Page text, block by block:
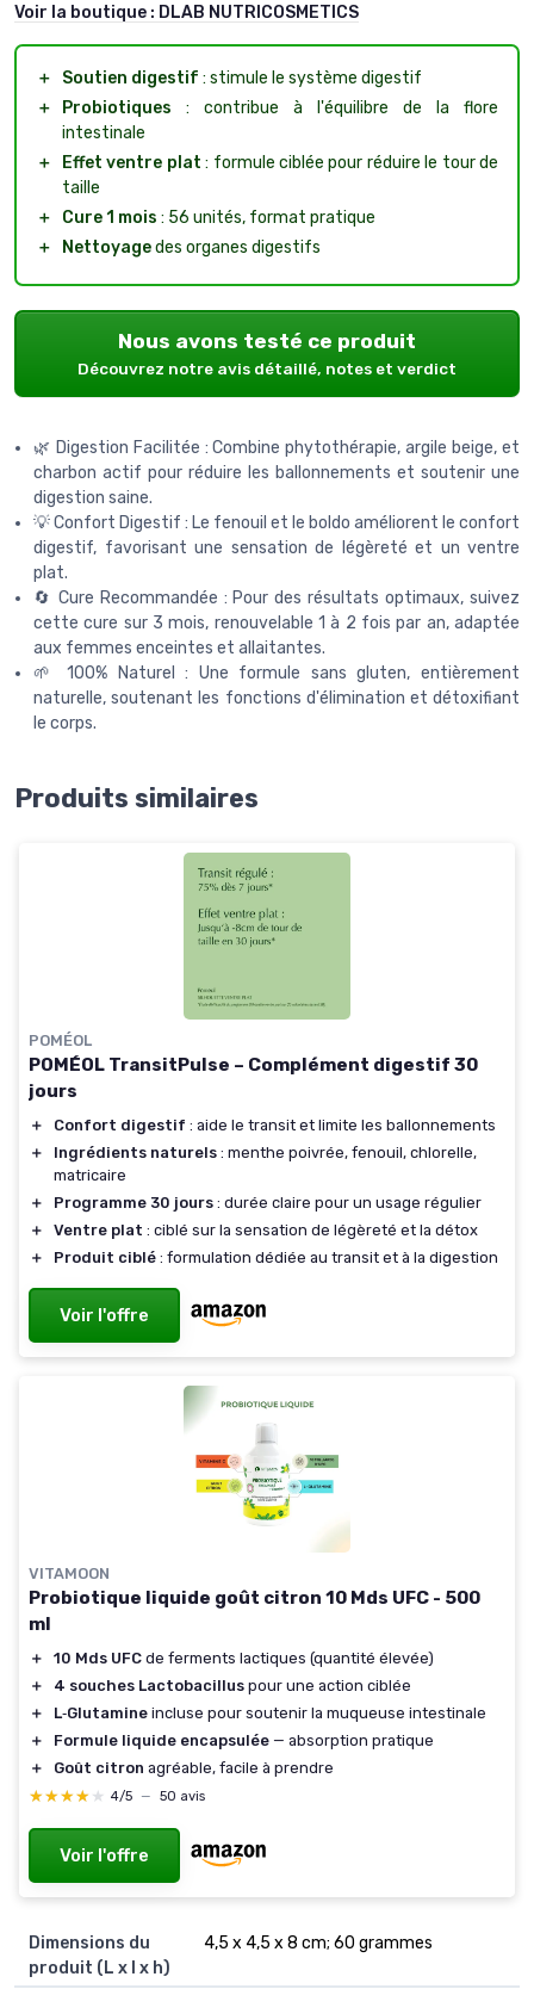
Voir la boutique : DLAB NUTRICOSMETICS
＋ Soutien digestif : stimule le système digestif
＋
Probiotiques : contribue à l'équilibre de la flore
intestinale
＋
Effet ventre plat : formule ciblée pour réduire le tour de
taille
＋
Cure 1 mois : 56 unités, format pratique
＋
Nettoyagedes organes digestifs
Nous avons testé ce produit
Découvrez notre avis détaillé, notes et verdict
🌿 Digestion Facilitée : Combine phytothérapie, argile beige, et
charbon actif pour réduire les ballonnements et soutenir une
digestion saine.
💡 Confort Digestif : Le fenouil et le boldo améliorent le confort
digestif, favorisant une sensation de légèreté et un ventre
plat.
🔄 Cure Recommandée : Pour des résultats optimaux, suivez
cette cure sur 3 mois, renouvelable 1 à 2 fois par an, adaptée
aux femmes enceintes et allaitantes.
🌱 100% Naturel : Une formule sans gluten, entièrement
naturelle, soutenant les fonctions d'élimination et détoxifiant
le corps.
Produits similaires
POMÉOL
POMÉOL TransitPulse – Complément digestif 30
jours
＋ Confort digestif : aide le transit et limite les ballonnements
＋
Ingrédients naturels : menthe poivrée, fenouil, chlorelle,
matricaire
＋
Programme 30 jours : durée claire pour un usage régulier
＋
Ventre plat : ciblé sur la sensation de légèreté et la détox
＋
Produit ciblé : formulation dédiée au transit et à la digestion
Voir l'offre
VITAMOON
Probiotique liquide goût citron 10 Mds UFC - 500
ml
＋ 10 Mds UFC de ferments lactiques (quantité élevée)
＋
4 souches Lactobacillus pour une action ciblée
＋
L‑Glutamine incluse pour soutenir la muqueuse intestinale
＋
Formule liquide encapsulée — absorption pratique
＋
Goût citron agréable, facile à prendre
★★★★★
★★★★★ 4/5 — 50 avis
Voir l'offre
Dimensions du
produit (L x l x h)
4,5 x 4,5 x 8 cm; 60 grammes